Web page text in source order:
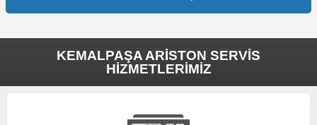
KEMALPAŞA ARISTON SERVIS
HIZMETLERIMIZ